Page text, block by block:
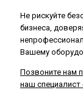
Не рискуйте
бизнеса,
Вашему
Позвоните нам
наш